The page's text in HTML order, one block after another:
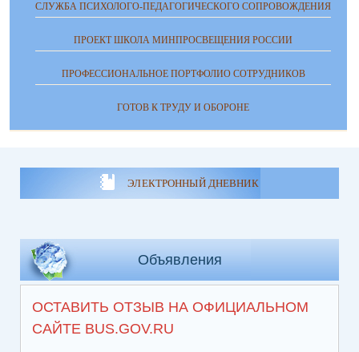
СЛУЖБА ПСИХОЛОГО-ПЕДАГОГИЧЕСКОГО СОПРОВОЖДЕНИЯ
ПРОЕКТ ШКОЛА МИНПРОСВЕЩЕНИЯ РОССИИ
ПРОФЕССИОНАЛЬНОЕ ПОРТФОЛИО СОТРУДНИКОВ
ГОТОВ К ТРУДУ И ОБОРОНЕ
ЭЛЕКТРОННЫЙ ДНЕВНИК
Объявления
ОСТАВИТЬ ОТЗЫВ НА ОФИЦИАЛЬНОМ
САЙТЕ BUS.GOV.RU